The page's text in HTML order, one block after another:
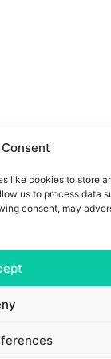
like cookies to store
us to process data
consent, may